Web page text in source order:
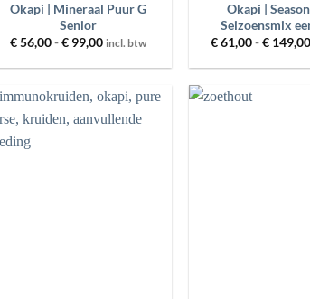
Okapi | Mineraal Puur G
Senior
€56,00-€99,00Prijsklasse:
tot
incl. btw
Okapi |
Seizoensmix
€61,00-€ 149,00